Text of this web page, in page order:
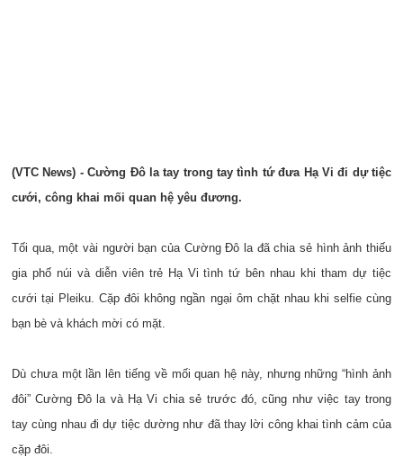
(VTC News) - Cường Đô la tay trong tay tình tứ đưa Hạ Vi đi dự tiệc
cưới, công khai mối quan hệ yêu đương.
Tối qua, một vài người bạn của Cường Đô la đã chia sẻ hình ảnh thiếu
gia phố núi và diễn viên trẻ Hạ Vi tình tứ bên nhau khi tham dự tiệc
cưới tại Pleiku. Cặp đôi không ngần ngại ôm chặt nhau khi selfie cùng
bạn bè và khách mời có mặt.
Dù chưa một lần lên tiếng về mối quan hệ này, nhưng những “hình ảnh
đôi” Cường Đô la và Hạ Vi chia sẻ trước đó, cũng như việc tay trong
tay cùng nhau đi dự tiệc dường như đã thay lời công khai tình cảm của
cặp đôi.